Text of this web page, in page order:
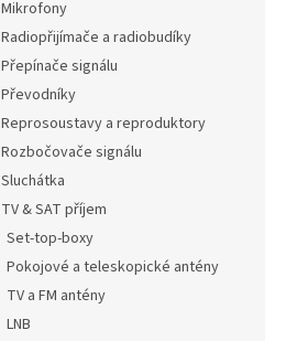
Mikrofony
Radiopřijímače a radiobudíky
Přepínače signálu
Převodníky
Reprosoustavy a reproduktory
Rozbočovače signálu
Sluchátka
TV & SAT příjem
Set-top-boxy
Pokojové a teleskopické antény
TV a FM antény
LNB